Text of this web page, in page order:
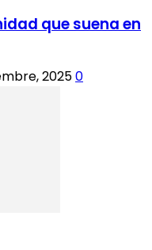
que suena en
20250